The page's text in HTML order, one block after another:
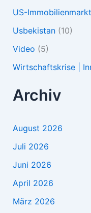
US-Immobilienmarkt
Usbekistan(10)
Video (5)
Wirtschaftskrise |
Archiv
August 2026
Juli 2026
Juni 2026
April 2026
März 2026